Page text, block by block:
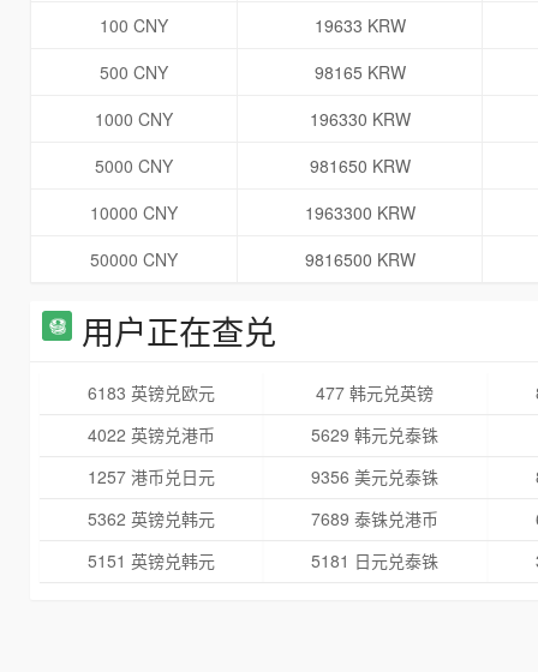
100 CNY
19633 KRW
500 CNY
98165 KRW
1000 CNY
196330 KRW
5000 CNY
981650 KRW
10000 CNY
1963300 KRW
50000 CNY
9816500 KRW
用户正在查兑
6183 英镑兑欧元 477 韩元兑英镑
4022 英镑兑港币
5629 韩元兑泰铢
1257 港币兑日元
9356 美元兑泰铢
5362 英镑兑韩元
7689 泰铢兑港币
5151 英镑兑韩元
5181 日元兑泰铢